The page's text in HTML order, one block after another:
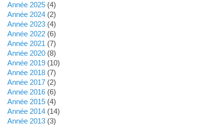
année 2025(4)
année 2024(2)
année 2023(4)
année 2022(6)
année 2021 (7)
année 2020(8)
année 2019(10)
année 2018(7)
année 2017(2)
année 2016(6)
année 2015(4)
année 2014(14)
année 2013(3)